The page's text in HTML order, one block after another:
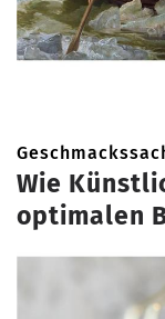
Wie
optimalen